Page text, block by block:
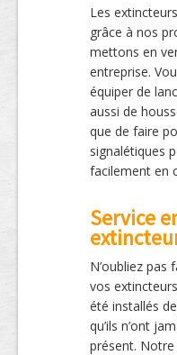
Les
grâce à nos
mettons en
entreprise.
équiper de
aussi de
que de faire
signalétiques
facilement en
Service
N’oubliez
vos
été installés
qu’ils n’ont
présent. Notre